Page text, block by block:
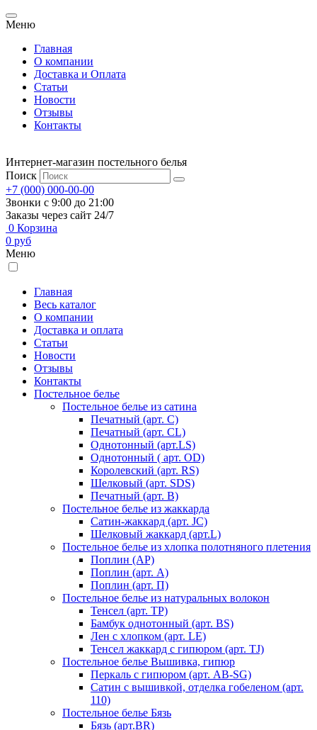
Меню
Главная
О компании
Доставка и Оплата
Статьи
Новости
Отзывы
Контакты
Интернет-магазин постельного белья
Поиск
+7 (000) 000-00-00
Звонки с 9:00 до 21:00
Заказы через сайт 24/7
0 Корзина
0 руб
Меню
Главная
Весь каталог
О компании
Доставка и оплата
Статьи
Новости
Отзывы
Контакты
Постельное белье
Постельное белье из сатина
Печатный (арт. С)
Печатный (арт. СL)
Однотонный (арт.LS)
Однотонный ( арт. OD)
Королевский (арт. RS)
Шелковый (арт. SDS)
Печатный (арт. В)
Постельное белье из жаккарда
Сатин-жаккард (арт. JC)
Шелковый жаккард (арт.L)
Постельное белье из хлопка полотняного плетения
Поплин (AP)
Поплин (арт. А)
Поплин (арт. П)
Постельное белье из натуральных волокон
Тенсел (арт. ТР)
Бамбук однотонный (арт. BS)
Лен с хлопком (арт. LE)
Тенсел жаккард с гипюром (арт. TJ)
Постельное белье Вышивка, гипюр
Перкаль с гипюром (арт. AB-SG)
Сатин с вышивкой, отделка гобеленом (арт.
110)
Постельное белье Бязь
Бязь (арт.BR)